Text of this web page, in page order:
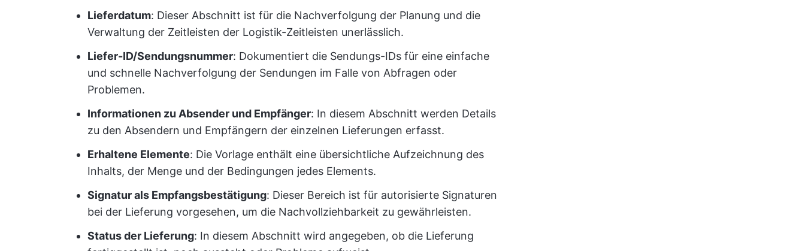
Lieferdatum: Dieser Abschnitt ist für die Nachverfolgung der Planung und die
Verwaltung der Zeitleisten der Logistik-Zeitleisten unerlässlich.
Liefer-ID/Sendungsnummer: Dokumentiert die Sendungs-IDs für eine einfache
und schnelle Nachverfolgung der Sendungen im Falle von Abfragen oder
Problemen.
Informationen zu Absender und Empfänger: In diesem Abschnitt werden Details
zu den Absendern und Empfängern der einzelnen Lieferungen erfasst.
Erhaltene Elemente: Die Vorlage enthält eine übersichtliche Aufzeichnung des
Inhalts, der Menge und der Bedingungen jedes Elements.
Signatur als Empfangsbestätigung: Dieser Bereich ist für autorisierte Signaturen
bei der Lieferung vorgesehen, um die Nachvollziehbarkeit zu gewährleisten.
Status der Lieferung: In diesem Abschnitt wird angegeben, ob die Lieferung